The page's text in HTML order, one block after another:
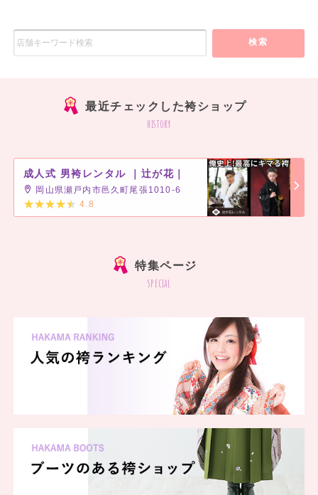
検索
最近チェックした袴ショップ
history
成人式 男袴レンタル ｜辻が花｜
岡山県瀬戸内市邑久町尾張1010-6
4.8
特集ページ
special